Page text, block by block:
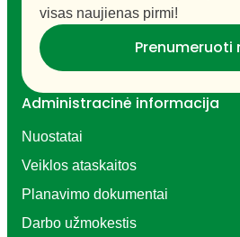
visas naujienas pirmi!
Prenumeruoti
Administracinė informacija
Nuostatai
Veiklos ataskaitos
Planavimo dokumentai
Darbo užmokestis